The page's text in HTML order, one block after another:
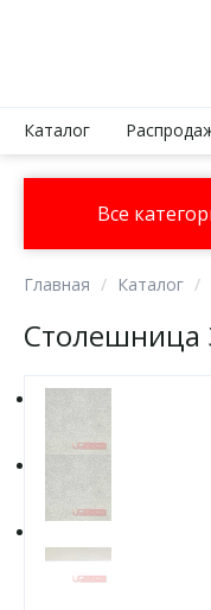
Каталог
Все
Главная Каталог
Столешница